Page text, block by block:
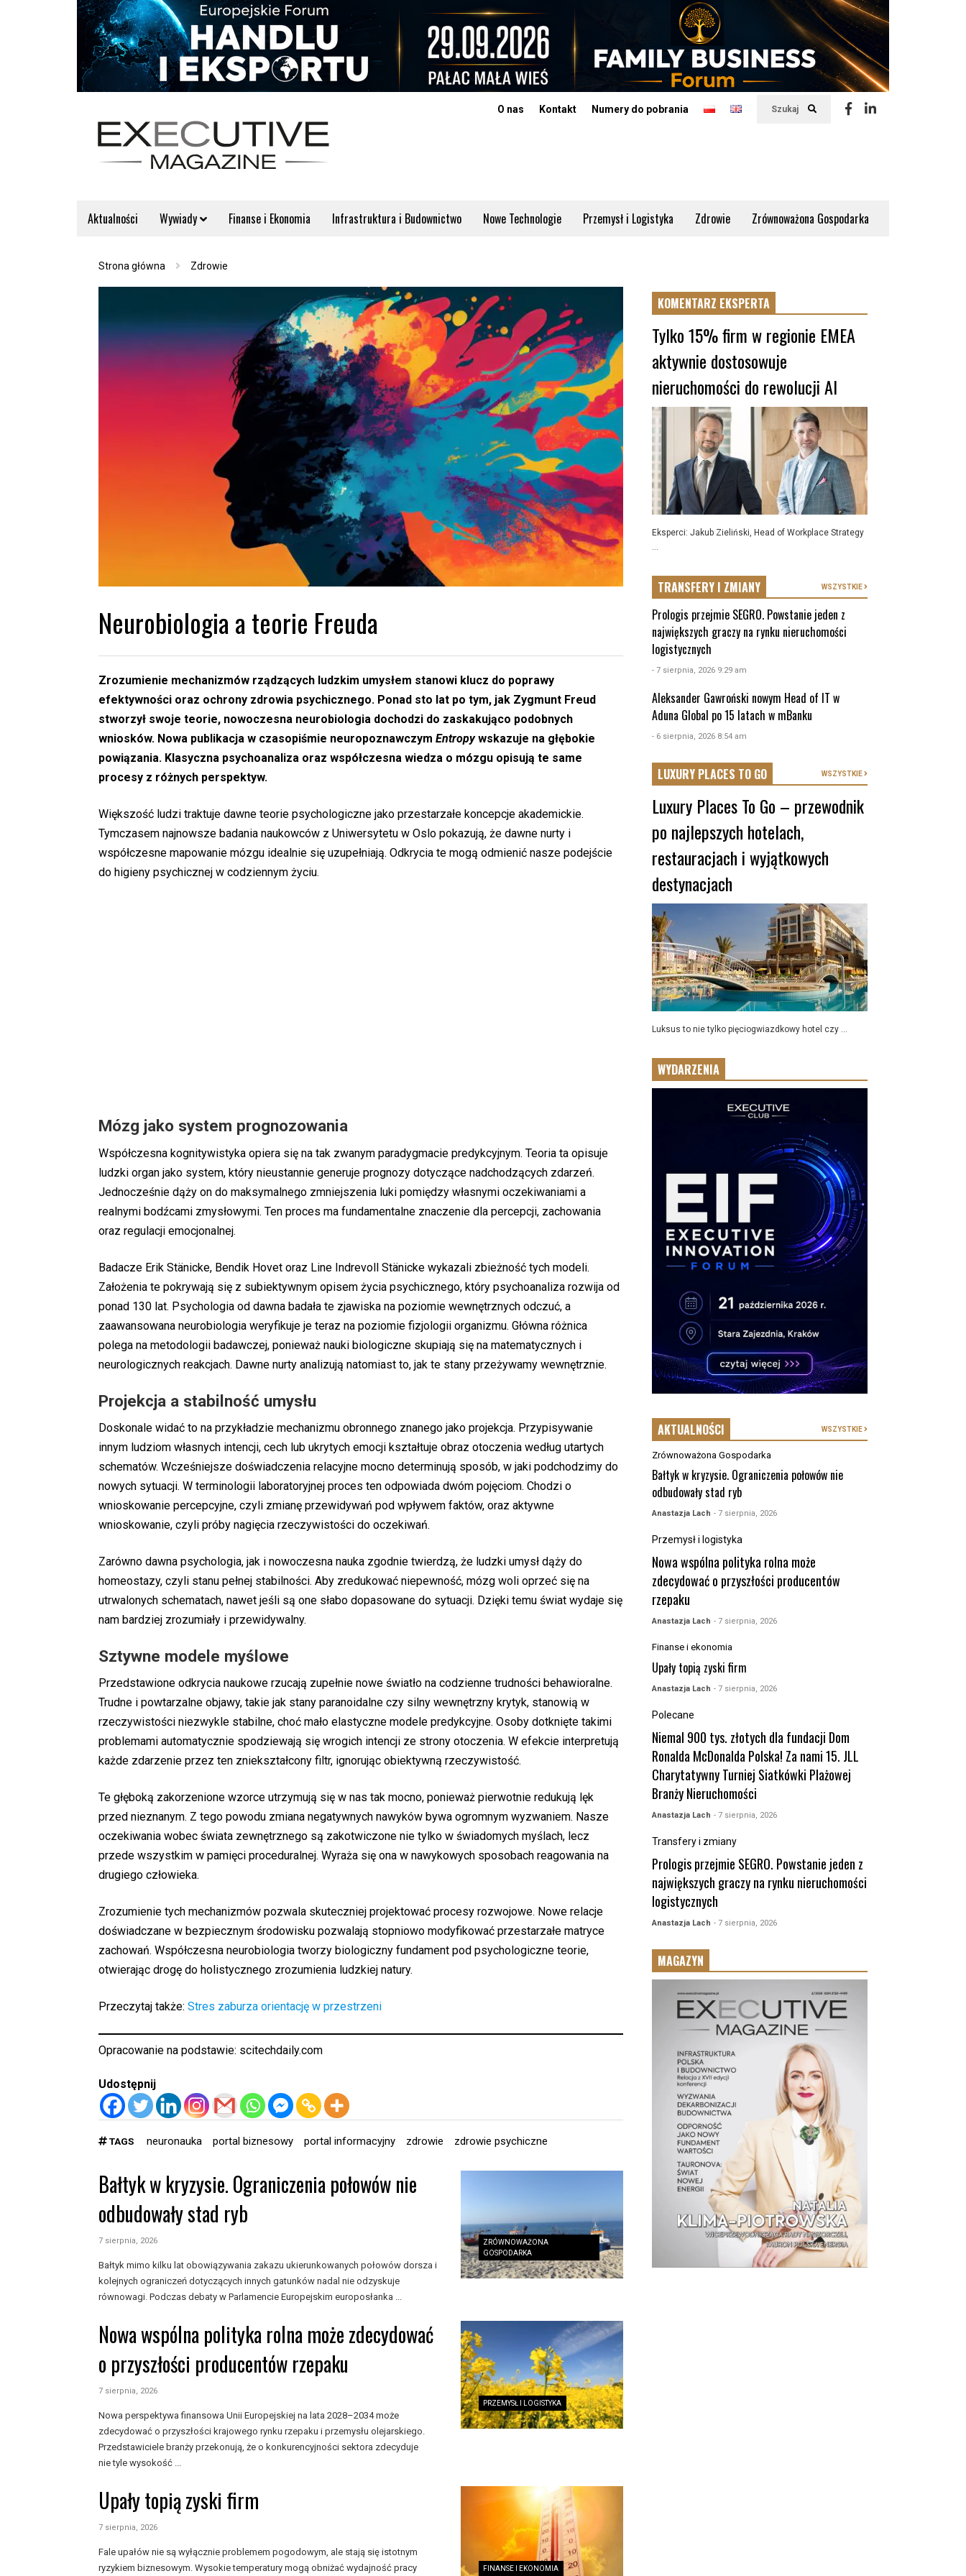
Szukaj
O nas Kontakt Numery do pobrania
Aktualności Wywiady Finanse i Ekonomia Infrastruktura i Budownictwo Nowe Technologie Przemysł i Logistyka Zdrowie Zrównoważona Gospodarka
Strona główna Zdrowie
Neurobiologia a teorie Freuda
Zrozumienie mechanizmów rządzących ludzkim umysłem stanowi klucz do poprawy
efektywności oraz ochrony zdrowia psychicznego. Ponad sto lat po tym, jak Zygmunt Freud
stworzył swoje teorie, nowoczesna neurobiologia dochodzi do zaskakująco podobnych
wniosków. Nowa publikacja w czasopiśmie neuropoznawczym Entropywskazuje na głębokie
powiązania. Klasyczna psychoanaliza oraz współczesna wiedza o mózgu opisują te same
procesy z różnych perspektyw.
Większość ludzi traktuje dawne teorie psychologiczne jako przestarzałe koncepcje akademickie.
Tymczasem najnowsze badania naukowców z Uniwersytetu w Oslo pokazują, że dawne nurty i
współczesne mapowanie mózgu idealnie się uzupełniają. Odkrycia te mogą odmienić nasze podejście
do higieny psychicznej w codziennym życiu.
Mózg jako system prognozowania
Współczesna kognitywistyka opiera się na tak zwanym paradygmacie predykcyjnym. Teoria ta opisuje
ludzki organ jako system, który nieustannie generuje prognozy dotyczące nadchodzących zdarzeń.
Jednocześnie dąży on do maksymalnego zmniejszenia luki pomiędzy własnymi oczekiwaniami a
realnymi bodźcami zmysłowymi. Ten proces ma fundamentalne znaczenie dla percepcji, zachowania
oraz regulacji emocjonalnej.
Badacze Erik Stänicke, Bendik Hovet oraz Line Indrevoll Stänicke wykazali zbieżność tych modeli.
Założenia te pokrywają się z subiektywnym opisem życia psychicznego, który psychoanaliza rozwija od
ponad 130 lat. Psychologia od dawna badała te zjawiska na poziomie wewnętrznych odczuć, a
zaawansowana neurobiologia weryfikuje je teraz na poziomie fizjologii organizmu. Główna różnica
polega na metodologii badawczej, ponieważ nauki biologiczne skupiają się na matematycznych i
neurologicznych reakcjach. Dawne nurty analizują natomiast to, jak te stany przeżywamy wewnętrznie.
Projekcja a stabilność umysłu
Doskonale widać to na przykładzie mechanizmu obronnego znanego jako projekcja. Przypisywanie
innym ludziom własnych intencji, cech lub ukrytych emocji kształtuje obraz otoczenia według utartych
schematów. Wcześniejsze doświadczenia relacyjne mocno determinują sposób, w jaki podchodzimy do
nowych sytuacji. W terminologii laboratoryjnej proces ten odpowiada dwóm pojęciom. Chodzi o
wnioskowanie percepcyjne, czyli zmianę przewidywań pod wpływem faktów, oraz aktywne
wnioskowanie, czyli próby nagięcia rzeczywistości do oczekiwań.
Zarówno dawna psychologia, jak i nowoczesna nauka zgodnie twierdzą, że ludzki umysł dąży do
homeostazy, czyli stanu pełnej stabilności. Aby zredukować niepewność, mózg woli oprzeć się na
utrwalonych schematach, nawet jeśli są one słabo dopasowane do sytuacji. Dzięki temu świat wydaje się
nam bardziej zrozumiały i przewidywalny.
Sztywne modele myślowe
Przedstawione odkrycia naukowe rzucają zupełnie nowe światło na codzienne trudności behawioralne.
Trudne i powtarzalne objawy, takie jak stany paranoidalne czy silny wewnętrzny krytyk, stanowią w
rzeczywistości niezwykle stabilne, choć mało elastyczne modele predykcyjne. Osoby dotknięte takimi
problemami automatycznie spodziewają się wrogich intencji ze strony otoczenia. W efekcie interpretują
każde zdarzenie przez ten zniekształcony filtr, ignorując obiektywną rzeczywistość.
Te głęboką zakorzenione wzorce utrzymują się w nas tak mocno, ponieważ pierwotnie redukują lęk
przed nieznanym. Z tego powodu zmiana negatywnych nawyków bywa ogromnym wyzwaniem. Nasze
oczekiwania wobec świata zewnętrznego są zakotwiczone nie tylko w świadomych myślach, lecz
przede wszystkim w pamięci proceduralnej. Wyraża się ona w nawykowych sposobach reagowania na
drugiego człowieka.
Zrozumienie tych mechanizmów pozwala skuteczniej projektować procesy rozwojowe. Nowe relacje
doświadczane w bezpiecznym środowisku pozwalają stopniowo modyfikować przestarzałe matryce
zachowań. Współczesna neurobiologia tworzy biologiczny fundament pod psychologiczne teorie,
otwierając drogę do holistycznego zrozumienia ludzkiej natury.
Przeczytaj także: Stres zaburza orientację w przestrzeni
Opracowanie na podstawie: scitechdaily.com
Udostępnij
TAGS neuronauka portal biznesowy portal informacyjny zdrowie zdrowie psychiczne
ZRÓWNOWAŻONA
GOSPODARKA
Bałtyk w kryzysie. Ograniczenia połowów nie
odbudowały stad ryb
7 sierpnia, 2026
Bałtyk mimo kilku lat obowiązywania zakazu ukierunkowanych połowów dorsza i
kolejnych ograniczeń dotyczących innych gatunków nadal nie odzyskuje
równowagi. Podczas debaty w Parlamencie Europejskim europosłanka ...
PRZEMYSŁ I LOGISTYKA
Nowa wspólna polityka rolna może zdecydować
o przyszłości producentów rzepaku
7 sierpnia, 2026
Nowa perspektywa finansowa Unii Europejskiej na lata 2028–2034 może
zdecydować o przyszłości krajowego rynku rzepaku i przemysłu olejarskiego.
Przedstawiciele branży przekonują, że o konkurencyjności sektora zdecyduje
nie tyle wysokość ...
FINANSE I EKONOMIA
Upały topią zyski firm
7 sierpnia, 2026
Fale upałów nie są wyłącznie problemem pogodowym, ale stają się istotnym
ryzykiem biznesowym. Wysokie temperatury mogą obniżać wydajność pracy
KOMENTARZ EKSPERTA
Tylko 15% firm w regionie EMEA
aktywnie dostosowuje
nieruchomości do rewolucji AI
Eksperci: Jakub Zieliński, Head of Workplace Strategy
...
TRANSFERY I ZMIANY WSZYSTKIE
Prologis przejmie SEGRO. Powstanie jeden z
największych graczy na rynku nieruchomości
logistycznych
- 7 sierpnia, 2026 9:29 am
Aleksander Gawroński nowym Head of IT w
Aduna Global po 15 latach w mBanku
- 6 sierpnia, 2026 8:54 am
LUXURY PLACES TO GO WSZYSTKIE
Luxury Places To Go – przewodnik
po najlepszych hotelach,
restauracjach i wyjątkowych
destynacjach
Luksus to nie tylko pięciogwiazdkowy hotel czy ...
WYDARZENIA
AKTUALNOŚCI WSZYSTKIE
Zrównoważona Gospodarka
Bałtyk w kryzysie. Ograniczenia połowów nie
odbudowały stad ryb
Anastazja Lach - 7 sierpnia, 2026
Przemysł i logistyka
Nowa wspólna polityka rolna może
zdecydować o przyszłości producentów
rzepaku
Anastazja Lach - 7 sierpnia, 2026
Finanse i ekonomia
Upały topią zyski firm
Anastazja Lach - 7 sierpnia, 2026
Polecane
Niemal 900 tys. złotych dla fundacji Dom
Ronalda McDonalda Polska! Za nami 15. JLL
Charytatywny Turniej Siatkówki Plażowej
Branży Nieruchomości
Anastazja Lach - 7 sierpnia, 2026
Transfery i zmiany
Prologis przejmie SEGRO. Powstanie jeden z
największych graczy na rynku nieruchomości
logistycznych
Anastazja Lach - 7 sierpnia, 2026
MAGAZYN